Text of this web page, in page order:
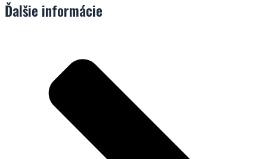
Ďalšie informácie